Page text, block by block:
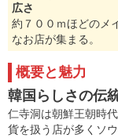
広さ
約７００ｍほどのメ
なお店が集まる。
概要と魅力
韓国らしさの伝
仁寺洞は朝鮮王朝時
貨を扱う店が多くソ